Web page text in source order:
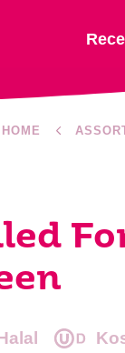
HOME